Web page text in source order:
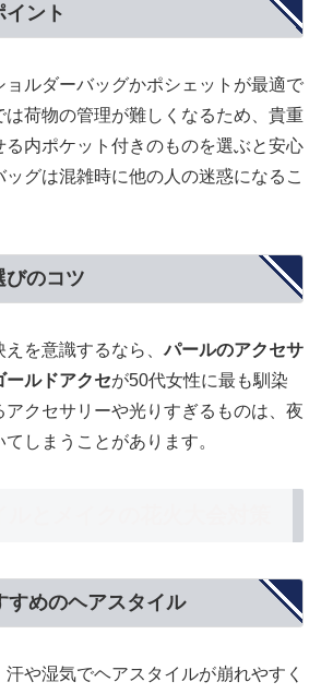
ント
ョルダーバッグかポシェットが最適で
は荷物の管理が難しくなるため、貴重
る内ポケット付きのものを選ぶと安心
グは混雑時に他の人の迷惑になるこ
びのコツ
えを意識するなら、パールのアクセサ
ールドアクセが50代女性に最も馴染
クセサリーや光りすぎるものは、夜
しまうことがあります。
すめのヘアスタイル
や湿気でヘアスタイルが崩れやすく